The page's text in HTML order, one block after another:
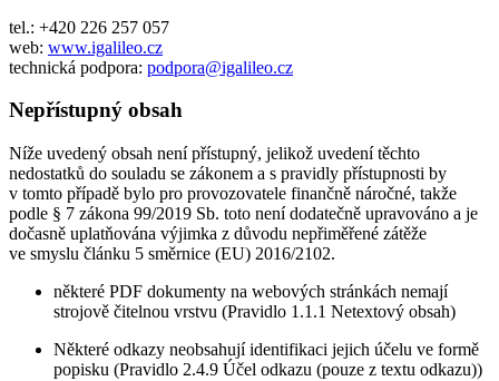
tel.: +420 226 257 057
web: www.igalileo.cz
technická podpora: podpora@igalileo.cz
Nepřístupný obsah
Níže uvedený obsah není přístupný, jelikož uvedení těchto
nedostatků do souladu se zákonem a s pravidly přístupnosti by
v tomto případě bylo pro provozovatele finančně náročné, takže
podle § 7 zákona 99/2019 Sb. toto není dodatečně upravováno a je
dočasně uplatňována výjimka z důvodu nepřiměřené zátěže
ve smyslu článku 5 směrnice (EU) 2016/2102.
některé PDF dokumenty na webových stránkách nemají
strojově čitelnou vrstvu (Pravidlo 1.1.1 Netextový obsah)
Některé odkazy neobsahují identifikaci jejich účelu ve formě
popisku (Pravidlo 2.4.9 Účel odkazu (pouze z textu odkazu))